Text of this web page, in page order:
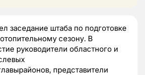
заседание штаба по подготовке
сезону. В
руководители областного и
представители